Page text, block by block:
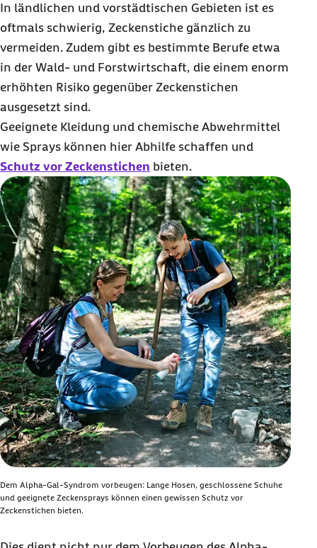
In ländlichen und vorstädtischen Gebieten ist es
oftmals schwierig, Zeckenstiche gänzlich zu
vermeiden. Zudem gibt es bestimmte Berufe etwa
in der Wald- und Forstwirtschaft, die einem enorm
erhöhten Risiko gegenüber Zeckenstichen
ausgesetzt sind.
Geeignete Kleidung und chemische Abwehrmittel
wie Sprays können hier Abhilfe schaffen und
Schutz vor Zeckenstichen bieten.
Dem Alpha-Gal-Syndrom vorbeugen: Lange Hosen, geschlossene Schuhe
und geeignete Zeckensprays können einen gewissen Schutz vor
Zeckenstichen bieten.